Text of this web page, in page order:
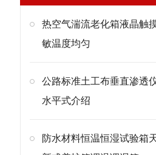
热空气湍流老化箱液晶触
敏温度均匀
公路标准土工布垂直渗透
水平式介绍
防水材料恒温恒湿试验箱